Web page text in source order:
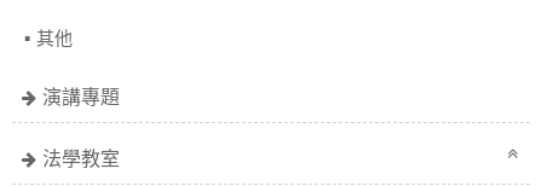
其他
演講專題
法學教室